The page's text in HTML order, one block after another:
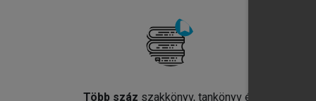
Több száz szakkönyv, tankönyv és